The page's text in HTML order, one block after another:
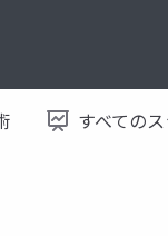
すべての